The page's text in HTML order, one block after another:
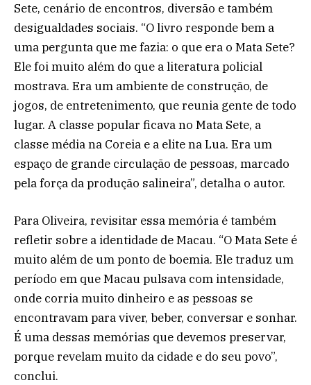
Sete, cenário de encontros, diversão e também
desigualdades sociais. “O livro responde bem a
uma pergunta que me fazia: o que era o Mata Sete?
Ele foi muito além do que a literatura policial
mostrava. Era um ambiente de construção, de
jogos, de entretenimento, que reunia gente de todo
lugar. A classe popular ficava no Mata Sete, a
classe média na Coreia e a elite na Lua. Era um
espaço de grande circulação de pessoas, marcado
pela força da produção salineira”, detalha o autor.
Para Oliveira, revisitar essa memória é também
refletir sobre a identidade de Macau. “O Mata Sete é
muito além de um ponto de boemia. Ele traduz um
período em que Macau pulsava com intensidade,
onde corria muito dinheiro e as pessoas se
encontravam para viver, beber, conversar e sonhar.
É uma dessas memórias que devemos preservar,
porque revelam muito da cidade e do seu povo”,
conclui.